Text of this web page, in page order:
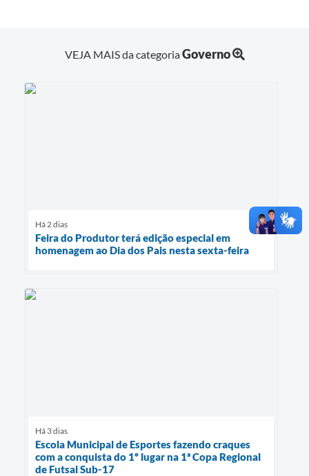
VEJA MAIS da categoriaGoverno
Há 2 dias
Feira do Produtor terá edição especial em
homenagem ao Dia dos Pais nesta sexta-feira
Há 3 dias
Escola Municipal de Esportes fazendo craques
com a conquista do 1º lugar na 1ª Copa Regional
de Futsal Sub-17